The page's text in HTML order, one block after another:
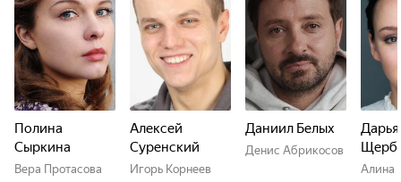
Полина
Сыркина
Вера Протасова
Алексей
Суренский
Игорь Корнеев
Даниил Белых
Денис Абрикосов
Дарья
Алина